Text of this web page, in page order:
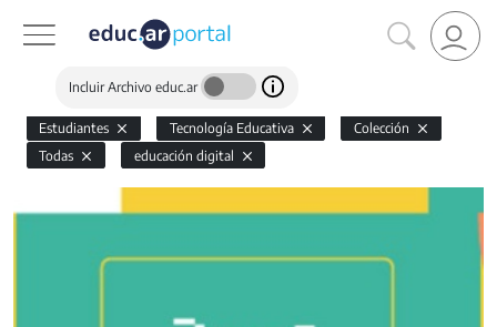
Incluir Archivo educ.ar
Estudiantes Tecnología Educativa
Colección
Todas
educación digital